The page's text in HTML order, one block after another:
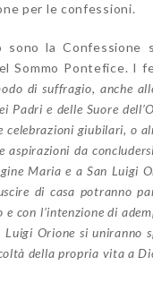
per le confessioni.
sono laConfessione
Sommo Pontefice. I
di suffragio, anche
Padri e delle Suore dell’
celebrazioni giubilari, o
aspirazioni da
Maria e a San Luigi
di casa potranno
e con l’intenzione di
Luigi Orione si uniranno
della propria vita a D